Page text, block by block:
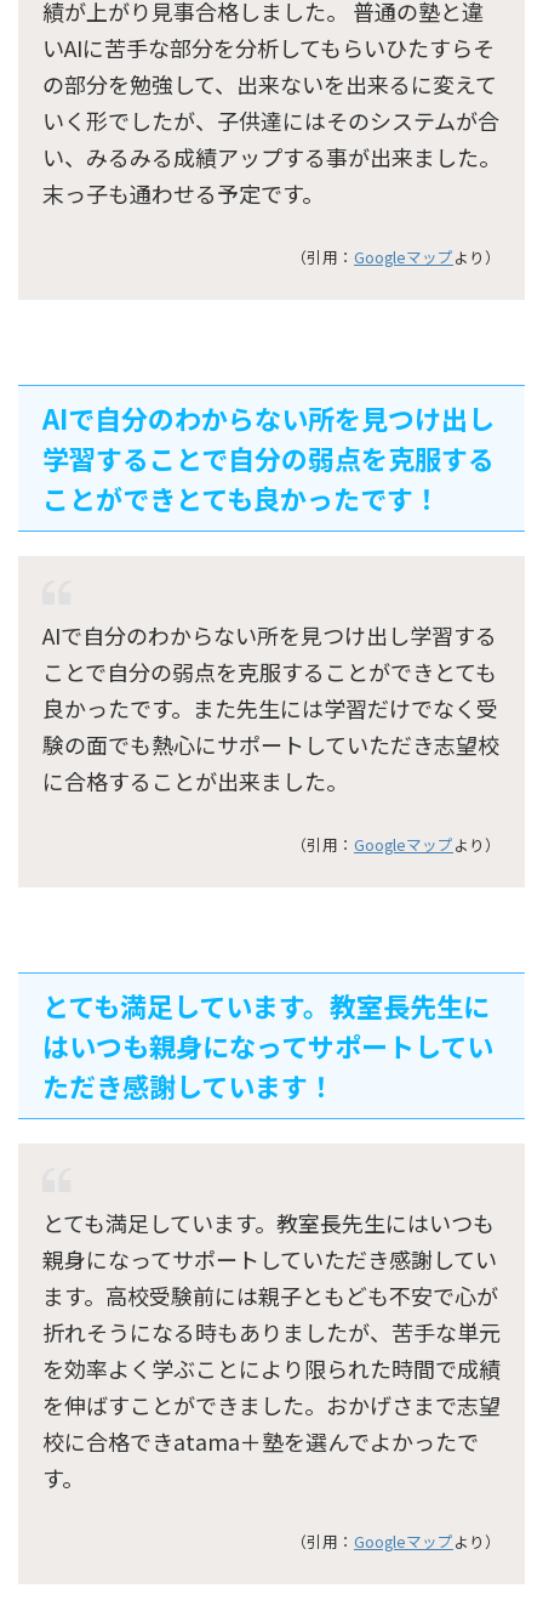
績が上がり見事合格しました。 普通の塾と違
いAIに苦手な部分を分析してもらいひたすらそ
の部分を勉強して、出来ないを出来るに変えて
いく形でしたが、子供達にはそのシステムが合
い、みるみる成績アップする事が出来ました。
末っ子も通わせる予定です。
（引用： Googleマップより）
AIで自分のわからない所を見つけ出し
学習することで自分の弱点を克服する
ことができとても良かったです！
AIで自分のわからない所を見つけ出し学習する
ことで自分の弱点を克服することができとても
良かったです。また先生には学習だけでなく受
験の面でも熱心にサポートしていただき志望校
に合格することが出来ました。
（引用： Googleマップより）
とても満足しています。教室長先生に
はいつも親身になってサポートしてい
ただき感謝しています！
とても満足しています。教室長先生にはいつも
親身になってサポートしていただき感謝してい
ます。高校受験前には親子ともども不安で心が
折れそうになる時もありましたが、苦手な単元
を効率よく学ぶことにより限られた時間で成績
を伸ばすことができました。おかげさまで志望
校に合格できatama＋塾を選んでよかったで
す。
（引用： Googleマップより）